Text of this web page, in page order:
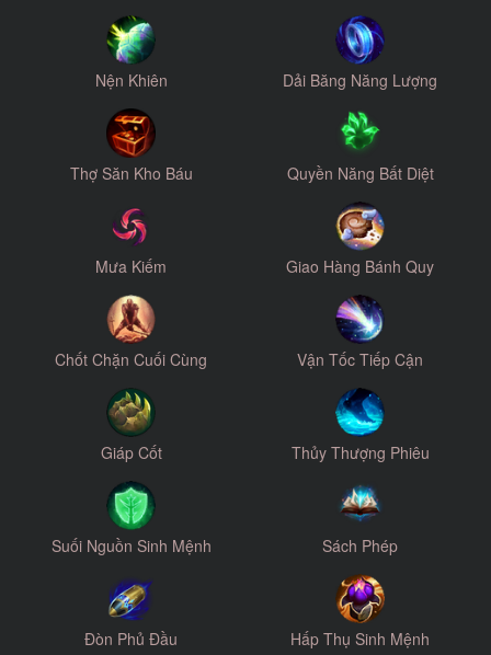
Nện Khiên Dải Băng Năng Lượng
Thợ Săn Kho Báu Quyền Năng Bất Diệt
Mưa Kiếm Giao Hàng Bánh Quy
Chốt Chặn Cuối Cùng Vận Tốc Tiếp Cận
Giáp Cốt Thủy Thượng Phiêu
Suối Nguồn Sinh Mệnh Sách Phép
Đòn Phủ Đầu Hấp Thụ Sinh Mệnh